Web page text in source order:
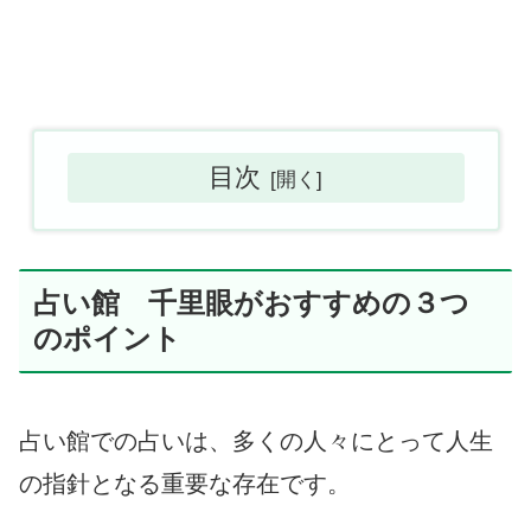
目次
占い館 千里眼がおすすめの３つ
のポイント
占い館での占いは、多くの人々にとって人生
の指針となる重要な存在です。